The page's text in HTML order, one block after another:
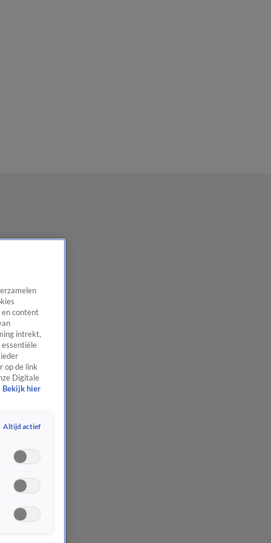
en content
intrekt,
op de link
Digitale
Bekijk hier
Altijd actief